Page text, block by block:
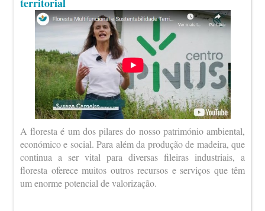
A floresta é um dos pilares do nosso património ambiental,
económico e social. Para além da produção de madeira, que
continua a ser vital para diversas fileiras industriais, a
floresta oferece muitos outros recursos e serviços que têm
um enorme potencial de valorização.